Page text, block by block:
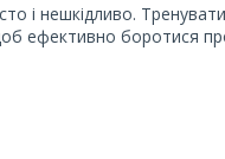
і нешкідливо.
ефективно боротися